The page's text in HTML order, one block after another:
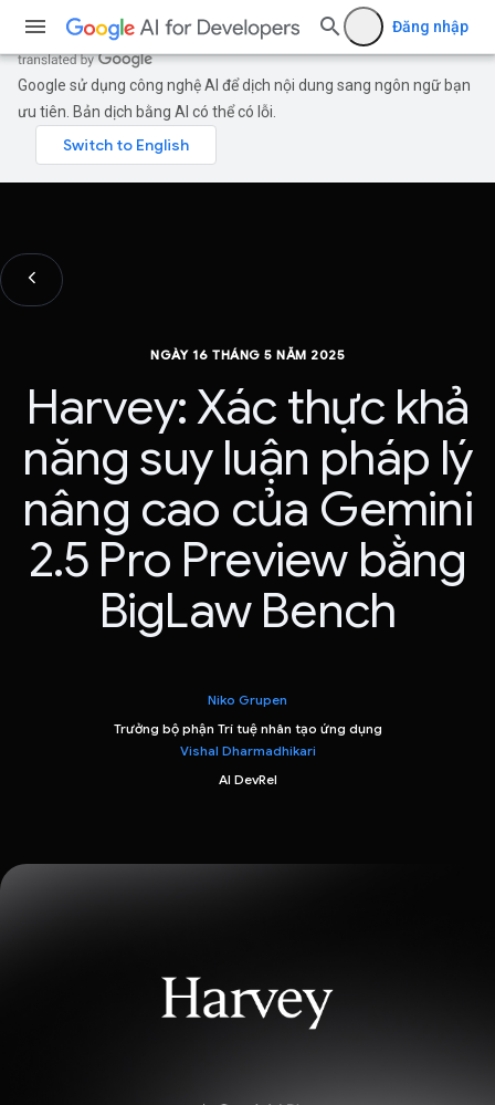
Đăng nhập
Google sử dụng công nghệ AI để dịch nội dung sang ngôn ngữ bạn
ưu tiên. Bản dịch bằng AI có thể có lỗi.
NGÀY 16 THÁNG 5 NĂM 2025
Harvey: Xác thực khả
năng suy luận pháp lý
nâng cao của Gemini
2.5 Pro Preview bằng
BigLaw Bench
Niko Grupen
Trưởng bộ phận Trí tuệ nhân tạo ứng dụng
Vishal Dharmadhikari
AI DevRel